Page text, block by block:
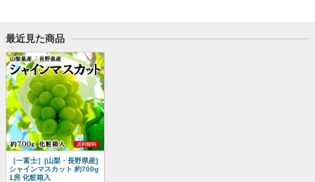
最近見た商品
［一富士］[山梨・長野県産]
シャインマスカット 約700g
1房 化粧箱入